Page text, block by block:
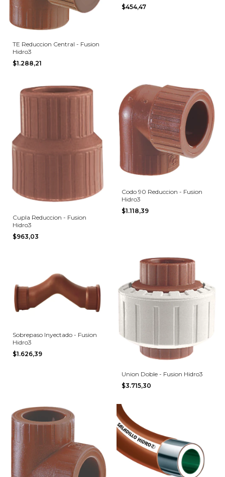
TE Reduccion Central - Fusion
Hidro3
$1.288,21
$454,47
Cupla Reduccion - Fusion
Hidro3
$963,03
Codo 90 Reduccion - Fusion
Hidro3
$1.118,39
Sobrepaso Inyectado - Fusion
Hidro3
$1.626,39
Union Doble - Fusion Hidro3
$3.715,30